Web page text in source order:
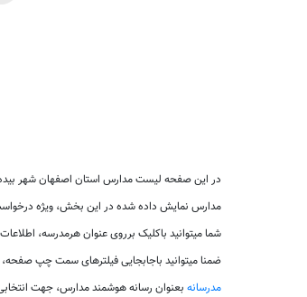
در این صفحه لیست مدارس استان اصفهان شهر بیده
مدارس نمایش داده شده در این بخش، ویژه
شما میتوانید باکلیک برروی عنوان هرمدرسه،
ضمنا میتوانید باجابجایی فیلترهای سمت چپ
مدرسانه بعنوان رسانه هوشمند مدارس، جهت